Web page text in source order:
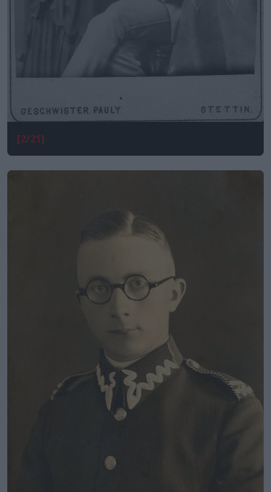
[2/21]